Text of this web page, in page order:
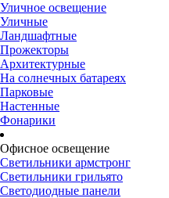
Уличное освещение
Уличные
Ландшафтные
Прожекторы
Архитектурные
На солнечных батареях
Парковые
Настенные
Фонарики
Офисное освещение
Светильники армстронг
Светильники грильято
Светодиодные панели